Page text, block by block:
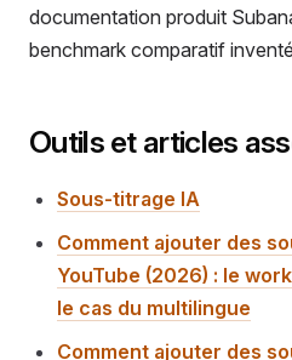
documentation produit
benchmark comparatif
Outils et articles
Sous-titrage IA
Comment ajouter des
YouTube (2026) : le
le cas du multilingue
Comment ajouter des